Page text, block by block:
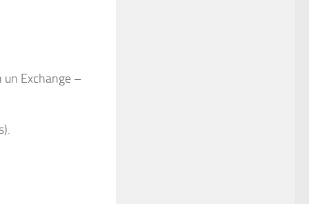
un Exchange –